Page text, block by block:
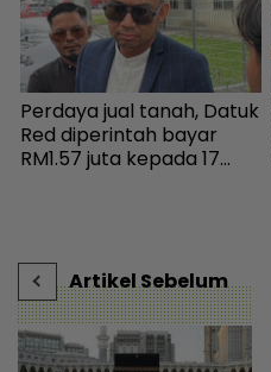
Perdaya jual tanah, Datuk
Red diperintah bayar
RM1.57 juta kepada 17
Artikel Sebelum